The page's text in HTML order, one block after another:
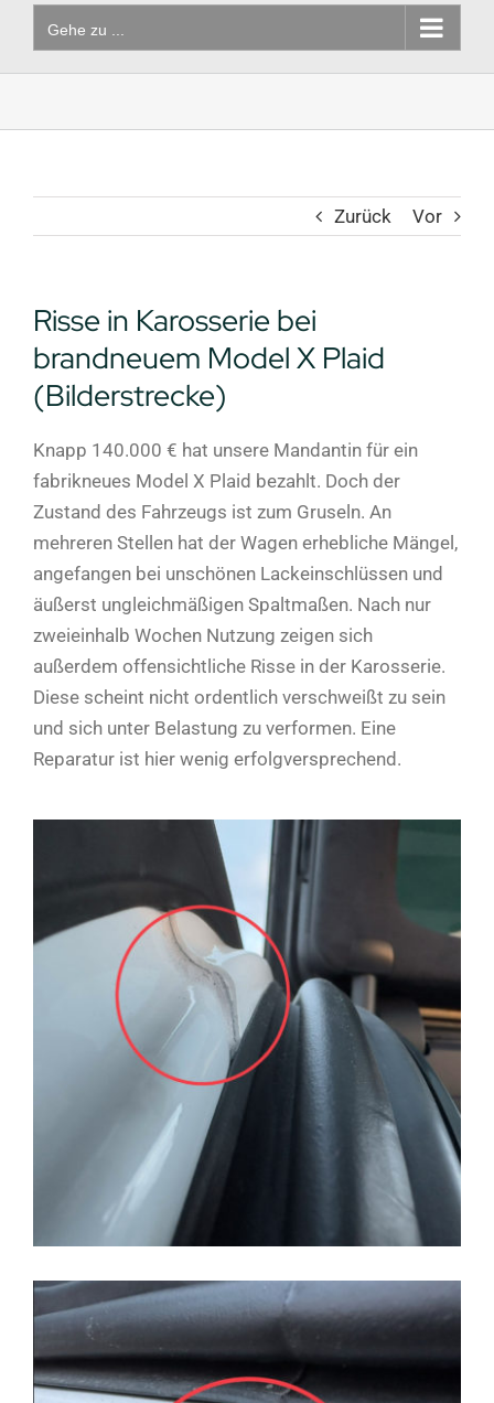
Gehe zu ...
Zurück Vor
Risse in Karosserie bei
brandneuem Model X Plaid
(Bilderstrecke)
Knapp 140.000 € hat unsere Mandantin für ein
fabrikneues Model X Plaid bezahlt. Doch der
Zustand des Fahrzeugs ist zum Gruseln. An
mehreren Stellen hat der Wagen erhebliche Mängel,
angefangen bei unschönen Lackeinschlüssen und
äußerst ungleichmäßigen Spaltmaßen. Nach nur
zweieinhalb Wochen Nutzung zeigen sich
außerdem offensichtliche Risse in der Karosserie.
Diese scheint nicht ordentlich verschweißt zu sein
und sich unter Belastung zu verformen. Eine
Reparatur ist hier wenig erfolgversprechend.